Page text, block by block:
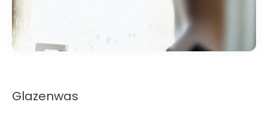
Glazenwas